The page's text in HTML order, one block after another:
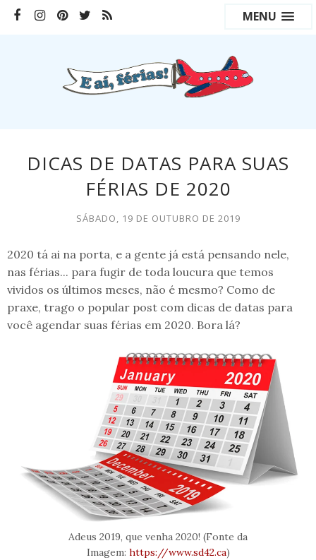
MENU
DICAS DE DATAS PARA SUAS
FÉRIAS DE 2020
SÁBADO, 19 DE OUTUBRO DE 2019
2020 tá ai na porta, e a gente já está pensando nele,
nas férias... para fugir de toda loucura que temos
vividos os últimos meses, não é mesmo? Como de
praxe, trago o popular post com dicas de datas para
você agendar suas férias em 2020. Bora lá?
Adeus 2019, que venha 2020! (Fonte da
Imagem: https://www.sd42.ca)